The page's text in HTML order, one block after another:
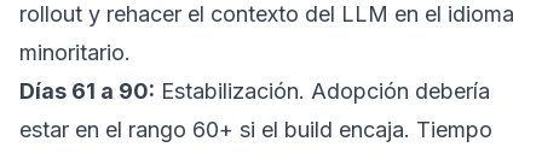
rollout y rehacer el contexto del LLM en el idioma
minoritario.
Días 61 a 90: Estabilización. Adopción debería
estar en el rango 60+ si el build encaja. Tiempo